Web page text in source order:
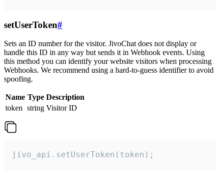
setUserToken#
Sets an ID number for the visitor. JivoChat does not display or
handle this ID in any way but sends it in Webhook events. Using
this method you can identify your website visitors when processing
Webhooks. We recommend using a hard-to-guess identifier to avoid
spoofing.
Name Type Description
token string Visitor ID
jivo_api.setUserToken(token);